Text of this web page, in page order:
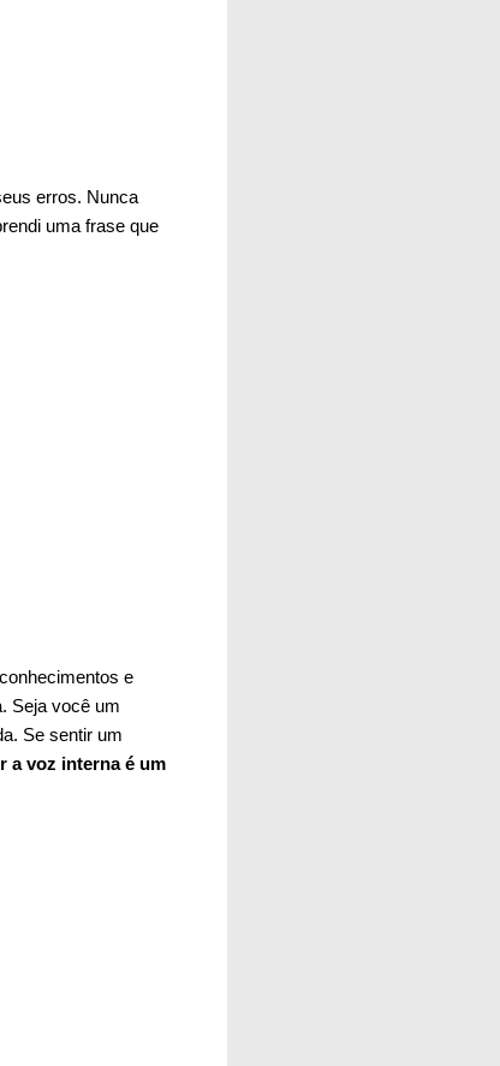
erros. Nunca
uma frase que
e
Seja você um
Se sentir um
a voz interna é um